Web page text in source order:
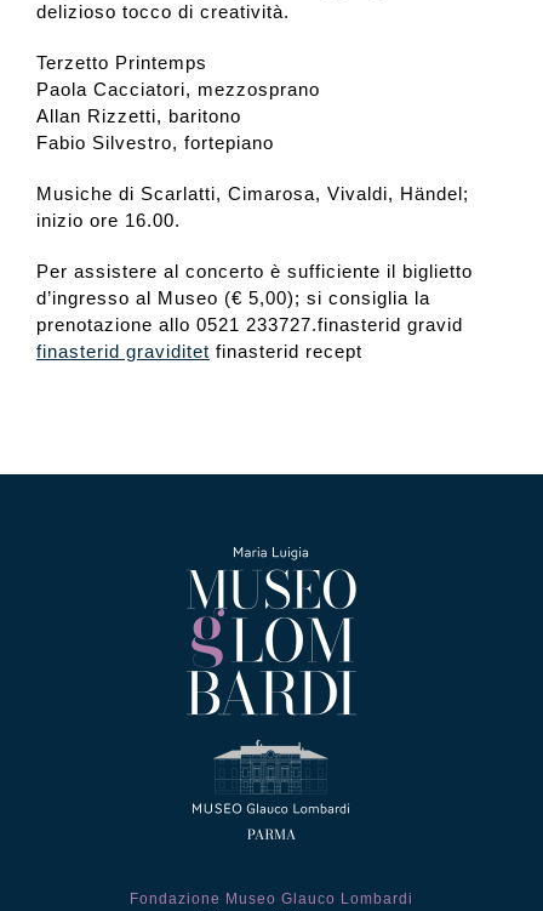
delizioso tocco di creatività.
Terzetto Printemps
Paola Cacciatori, mezzosprano
Allan Rizzetti, baritono
Fabio Silvestro, fortepiano
Musiche di Scarlatti, Cimarosa, Vivaldi, Händel;
inizio ore 16.00.
Per assistere al concerto è sufficiente il biglietto
d’ingresso al Museo (€ 5,00); si consiglia la
prenotazione allo 0521 233727.finasterid gravid
finasterid graviditet finasterid recept
Fondazione Museo Glauco Lombardi